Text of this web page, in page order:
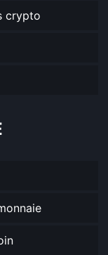
crypto